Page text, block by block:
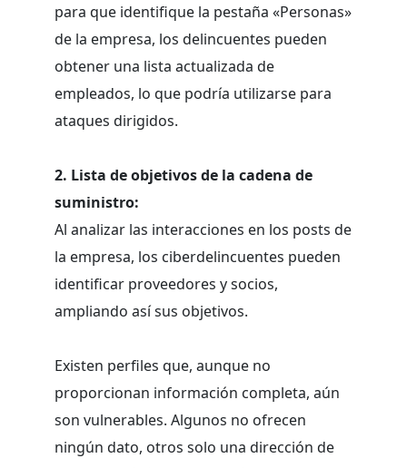
para que identifique la pestaña «Personas»
de la empresa, los delincuentes pueden
obtener una lista actualizada de
empleados, lo que podría utilizarse para
ataques dirigidos.
2. Lista de objetivos de la cadena de
suministro:
Al analizar las interacciones en los posts de
la empresa, los ciberdelincuentes pueden
identificar proveedores y socios,
ampliando así sus objetivos.
Existen perfiles que, aunque no
proporcionan información completa, aún
son vulnerables. Algunos no ofrecen
ningún dato, otros solo una dirección de